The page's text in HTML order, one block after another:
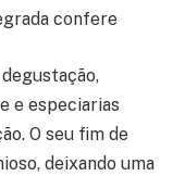
confere
e especiarias
O seu fim de
deixando uma